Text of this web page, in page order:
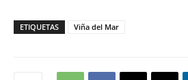
ETIQUETAS Viña del Mar